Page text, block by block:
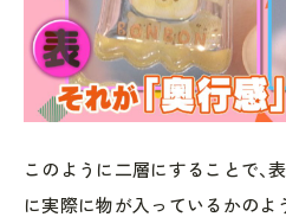
このように二層にすることで、
に実際に物が入っているかのよ